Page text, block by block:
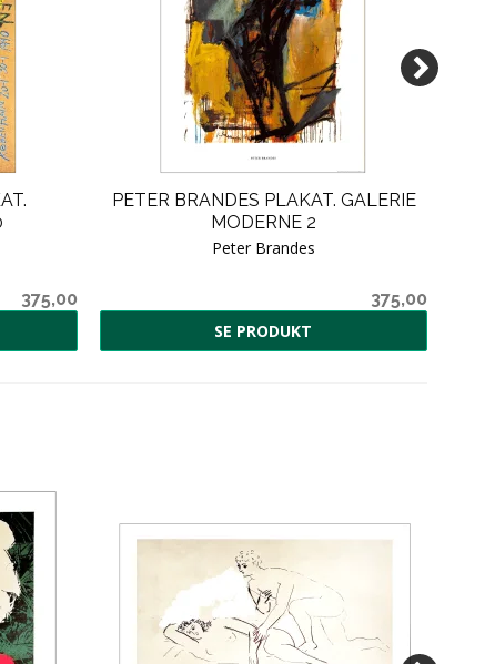
375,00
PETER BRANDES PLAKAT. GALERIE
MODERNE 2
Peter Brandes
375,00
SE PRODUKT